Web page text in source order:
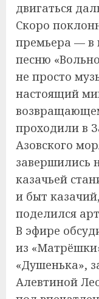
двигаться
Скоро
премьера — в
песню
не просто
настоящий
проходили в
Азовского
завершились
казачьей
и быт
поделился
В эфире
из
«Душенька»,
Алевтиной